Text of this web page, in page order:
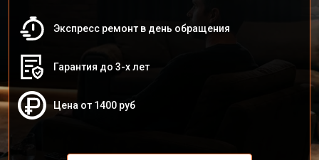
Экспресс ремонт в день обращения
Гарантия до 3-х лет
Цена от 1400 руб